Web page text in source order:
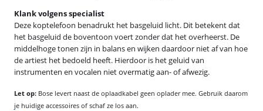
Klank volgens specialist
Deze koptelefoon benadrukt het basgeluid licht. Dit betekent dat
het basgeluid de boventoon voert zonder dat het overheerst. De
middelhoge tonen zijn in balans en wijken daardoor niet af van hoe
de artiest het bedoeld heeft. Hierdoor is het geluid van
instrumenten en vocalen niet overmatig aan- of afwezig.
Let op: Bose levert naast de oplaadkabel geen oplader mee. Gebruik daarom
je huidige accessoires of schaf ze los aan.